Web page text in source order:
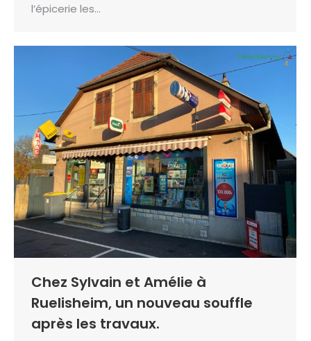
l’épicerie les…
Chez Sylvain et Amélie à
Ruelisheim, un nouveau souffle
après les travaux.